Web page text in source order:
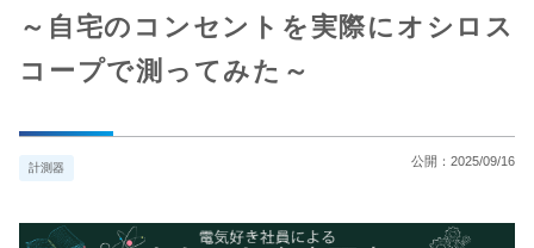
～自宅のコンセントを実際にオシロス
コープで測ってみた～
計測器 公開： 2025/09/16